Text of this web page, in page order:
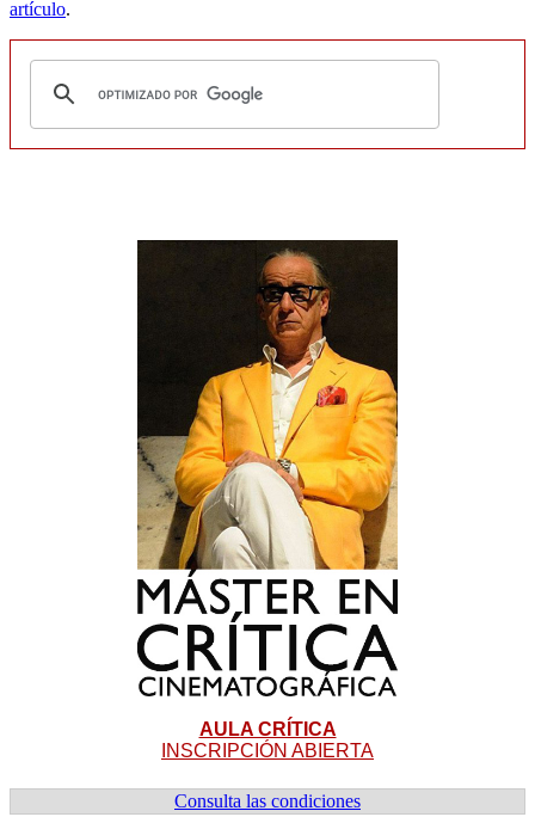
artículo.
AULA CRÍTICA
INSCRIPCIÓN ABIERTA
Consulta las condiciones